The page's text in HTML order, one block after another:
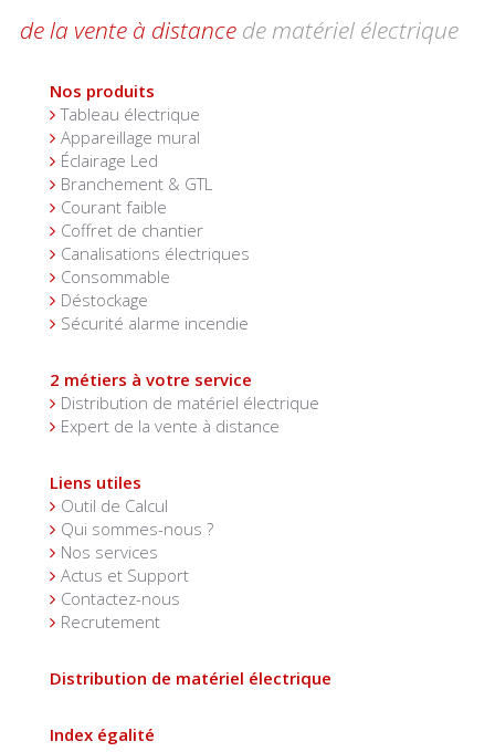
de la vente à distance de matériel électrique
Nos produits
Tableau électrique
Appareillage mural
Éclairage Led
Branchement & GTL
Courant faible
Coffret de chantier
Canalisations électriques
Consommable
Déstockage
Sécurité alarme incendie
2 métiers à votre service
Distribution de matériel électrique
Expert de la vente à distance
Liens utiles
Outil de Calcul
Qui sommes-nous ?
Nos services
Actus et Support
Contactez-nous
Recrutement
Distribution de matériel électrique
Index égalité